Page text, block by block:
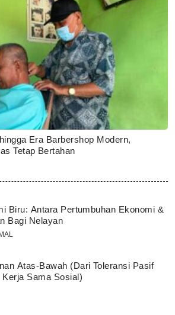
Era Barbershop Modern,
Tetap Bertahan
Biru: Antara Pertumbuhan Ekonomi &
Bagi Nelayan
Atas-Bawah (Dari Toleransi Pasif
Kerja Sama Sosial)